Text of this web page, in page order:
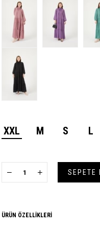
XXL M S L
ÜRÜN ÖZELLIKLERI